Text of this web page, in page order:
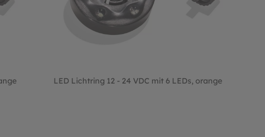
LED Lichtring 12 - 24 VDC mit 6 LEDs, orange